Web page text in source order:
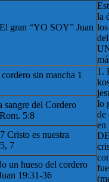
gran “YO SOY” Juan
la
sin mancha 1
1.
lo
de
en
sangre del Cordero
5:8
Cristo es nuestra
7
un hueso del cordero
19:31-36